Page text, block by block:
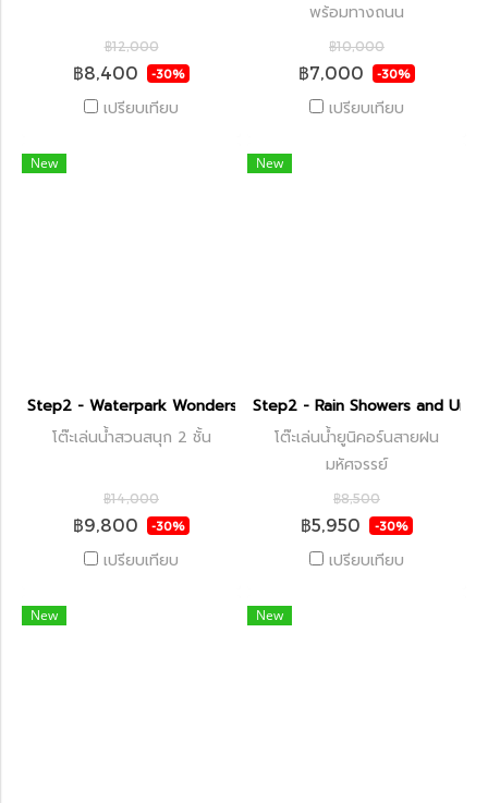
฿12,000
฿8,400 -30%
เปรียบเทียบ
พร้อมทางถนน
฿10,000
฿7,000 -30%
เปรียบเทียบ
New
Step2 - Waterpark Wonders Two-Tier Water Table
โต๊ะเล่นน้ำสวนสนุก 2 ชั้น
฿14,000
฿9,800 -30%
เปรียบเทียบ
New
Step2 - Rain Showers and
โต๊ะเล่นน้ำยูนิคอร์นสายฝน
มหัศจรรย์
฿8,500
฿5,950 -30%
เปรียบเทียบ
New New